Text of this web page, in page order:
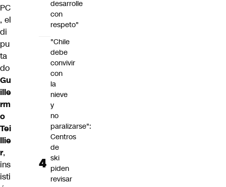
PC
, el
di
pu
ta
do
Gu
ille
rm
o
Tei
llie
r,
ins
isti
desarrolle
con
respeto"
"Chile
debe
convivir
con
la
nieve
y
no
paralizarse":
Centros
de
ski
piden
revisar